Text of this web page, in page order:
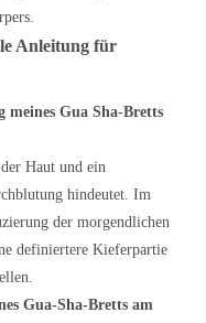
Anleitung für
meines Gua Sha-Bretts
Haut und ein
hindeutet. Im
der morgendlichen
definiertere Kieferpartie
Gua-Sha-Bretts am